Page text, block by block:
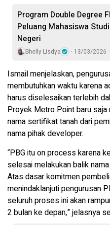
Program Double Degree
Peluang Mahasiswa
Negeri
Shelly Lisdya 13/03/2026
Ismail menjelaskan,
membutuhkan waktu karena
harus diselesaikan terlebih
Proyek Metro Point baru
nama sertifikat tanah dari
nama pihak developer.
“PBG itu on process karena
selesai melakukan balik
Atas dasar komitmen
menindaklanjuti pengurusan
seluruh proses ini akan
2 bulan ke depan,” jelasnya